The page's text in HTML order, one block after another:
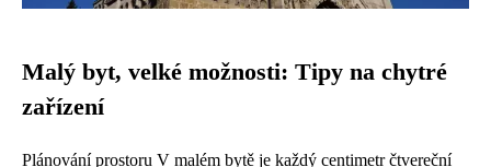
Malý byt, velké možnosti: Tipy na chytré
zařízení
Plánování prostoru V malém bytě je každý centimetr čtvereční